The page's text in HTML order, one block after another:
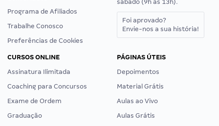
Programa de Afiliados
Trabalhe Conosco
Preferências de Cookies
sábado (9h às 13h).
Foi aprovado?
Envie-nos a sua história!
CURSOS ONLINE
Assinatura Ilimitada
Coaching para Concursos
Exame de Ordem
Graduação
PÁGINAS ÚTEIS
Depoimentos
Material Grátis
Aulas ao Vivo
Aulas Grátis